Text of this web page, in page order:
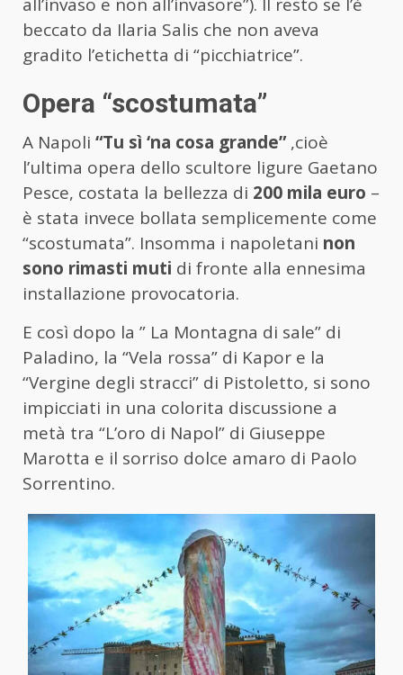
all’invaso e non all’invasore”). Il resto se l’è
beccato da Ilaria Salis che non aveva
gradito l’etichetta di “picchiatrice”.
Opera “scostumata”
A Napoli “Tu sì ‘na cosa grande”,cioè
l’ultima opera dello scultore ligure Gaetano
Pesce, costata la bellezza di 200 mila euro –
è stata invece bollata semplicemente come
“scostumata”. Insomma i napoletani non
sono rimasti muti di fronte alla ennesima
installazione provocatoria.
E così dopo la ” La Montagna di sale” di
Paladino, la “Vela rossa” di Kapor e la
“Vergine degli stracci” di Pistoletto, si sono
impicciati in una colorita discussione a
metà tra “L’oro di Napol” di Giuseppe
Marotta e il sorriso dolce amaro di Paolo
Sorrentino.